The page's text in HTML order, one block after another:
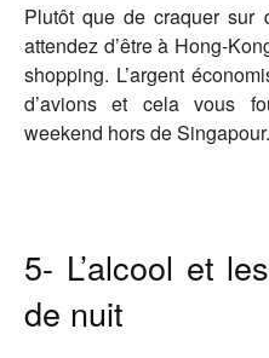
Plutôt que de craquer sur
attendez d’être à Hong-
shopping. L’argent
d’avions et cela vous
weekend hors de Singapour.
5- L’alcool et
de nuit